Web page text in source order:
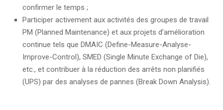
confirmer le temps ;
Participer activement aux activités des groupes de travail
PM (Planned Maintenance) et aux projets d’amélioration
continue tels que DMAIC (Define-Measure-Analyse-
Improve-Control), SMED (Single Minute Exchange of Die),
etc., et contribuer à la réduction des arrêts non planifiés
(UPS) par des analyses de pannes (Break Down Analysis).